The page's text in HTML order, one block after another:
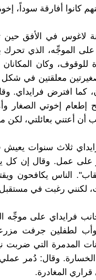
كانوا أفارقة سوداً،
لاغوس في الأفق حين
الموجِّه، الذي تحرك
وكان المكانان
معلقتين في شكل
كما افترض فرايداي.
أن أعتني بعائلتي، لكن
ثلاث سنوات
على عمل. وقال إن كل
الناس يكافحون
لكنني رغبت في
فرايداي على موجِّه
لطفلين جرفت
المدمرة التي
الخسارة. وقال: دُمر
المغادرة.